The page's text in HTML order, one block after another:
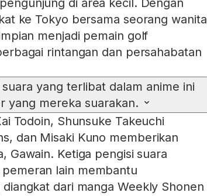
di area kecil. Dengan
ke Tokyo bersama seorang wanita
menjadi pemain golf
rintangan dan persahabatan
yang terlibat dalam anime ini
yang mereka suarakan.
Todoin, Shunsuke Takeuchi
dan Misaki Kuno memberikan
Gawain. Ketiga pengisi suara
lain membantu
dari manga Weekly Shonen